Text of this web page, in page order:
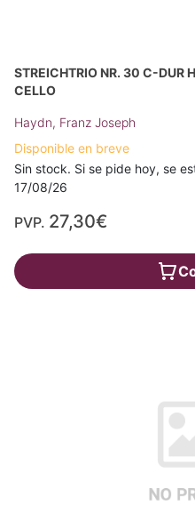
STREICHTRIO NR. 30 C-DUR
CELLO
Haydn, Franz Joseph
Disponible en breve
Sin stock. Si se pide hoy, se
17/08/26
PVP. 27,30€